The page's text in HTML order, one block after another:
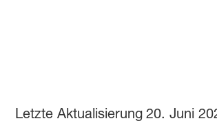
Letzte Aktualisierung 20. Juni